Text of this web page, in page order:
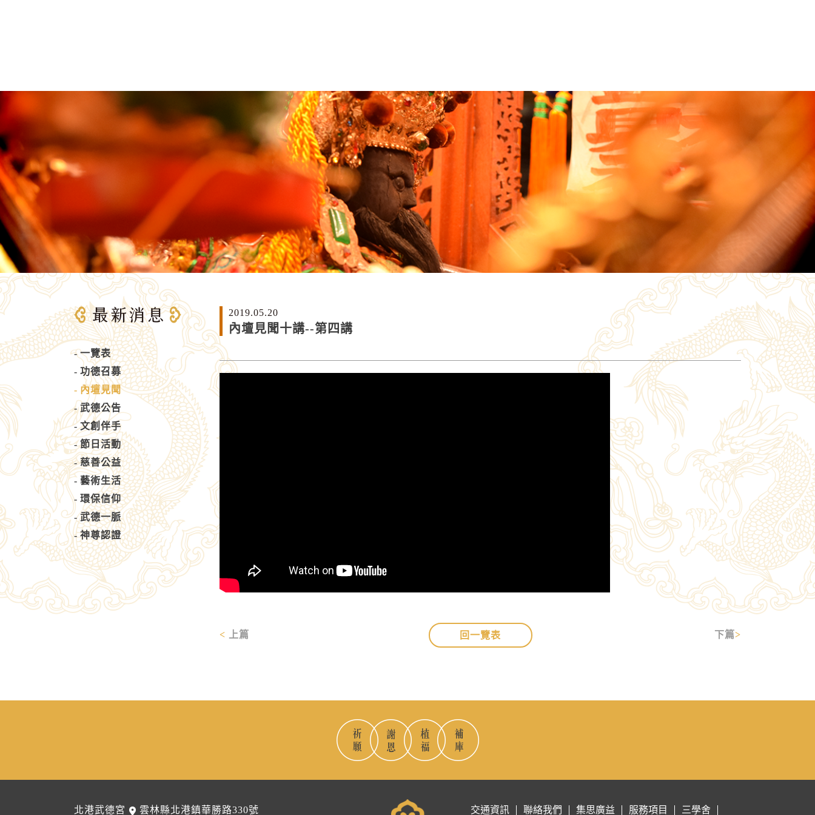
一覽表
功德召募
內壇見聞
武德公告
文創伴手
節日活動
慈善公益
藝術生活
環保信仰
武德一脈
神尊認證
2019.05.20
內壇見聞十講--第四講
回一覽表
上篇 下篇
北港武德宮 雲林縣北港鎮華勝路330號 交通資訊 聯絡我們 集思廣益 服務項目 三學舍